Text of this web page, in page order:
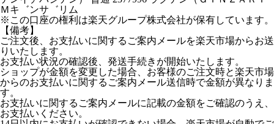
Ｍキ゛ンサ゛リム
※この口座の権利は楽天グループ株式会社が保有しています。
【備考】
ご注文後、お支払いに関するご案内メールを楽天市場からお送
りいたします。
お支払い状況の確認後、発送手続きが開始いたします。
ショップが金額を変更した場合、お客様のご注文時と楽天市場
からのお支払いに関するご案内メール送信時で金額が異なりま
す。
お支払いに関するご案内メールに記載の金額をご確認のうえ、
お支払いください。